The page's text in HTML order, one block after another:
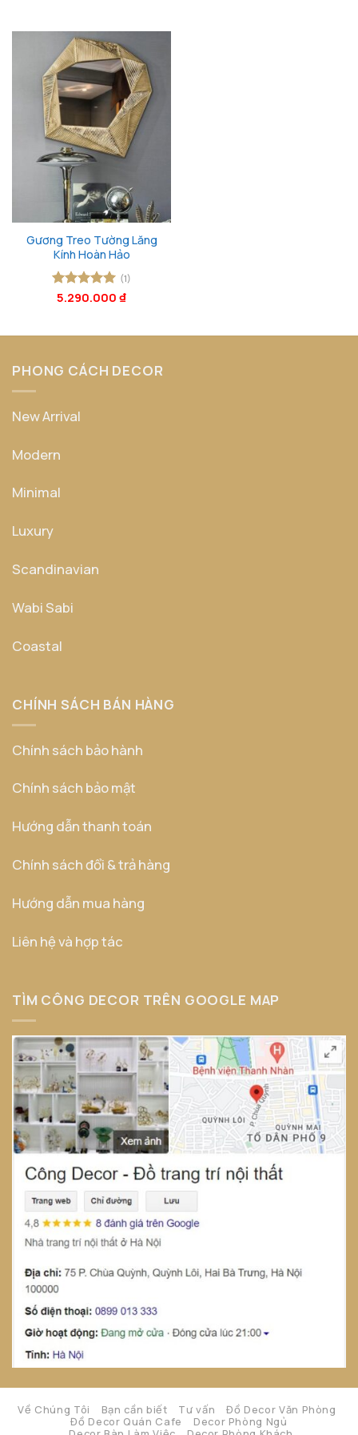
Gương Treo Tường Lăng
Kính Hoàn Hảo
Được xếp
(1)
5.290.000 ₫
PHONG CÁCH DECOR
New Arrival
Modern
Minimal
Luxury
Scandinavian
Wabi Sabi
Coastal
CHÍNH SÁCH BÁN HÀNG
Chính sách bảo hành
Chính sách bảo mật
Hướng dẫn thanh toán
Chính sách đổi & trả hàng
Hướng dẫn mua hàng
Liên hệ và hợp tác
TÌM CÔNG DECOR TRÊN GOOGLE MAP
Về Chúng Tôi Bạn cần biết Tư vấn
Đồ Decor Văn Phòng
Đồ Decor Quán Cafe
Decor Phòng Ngủ